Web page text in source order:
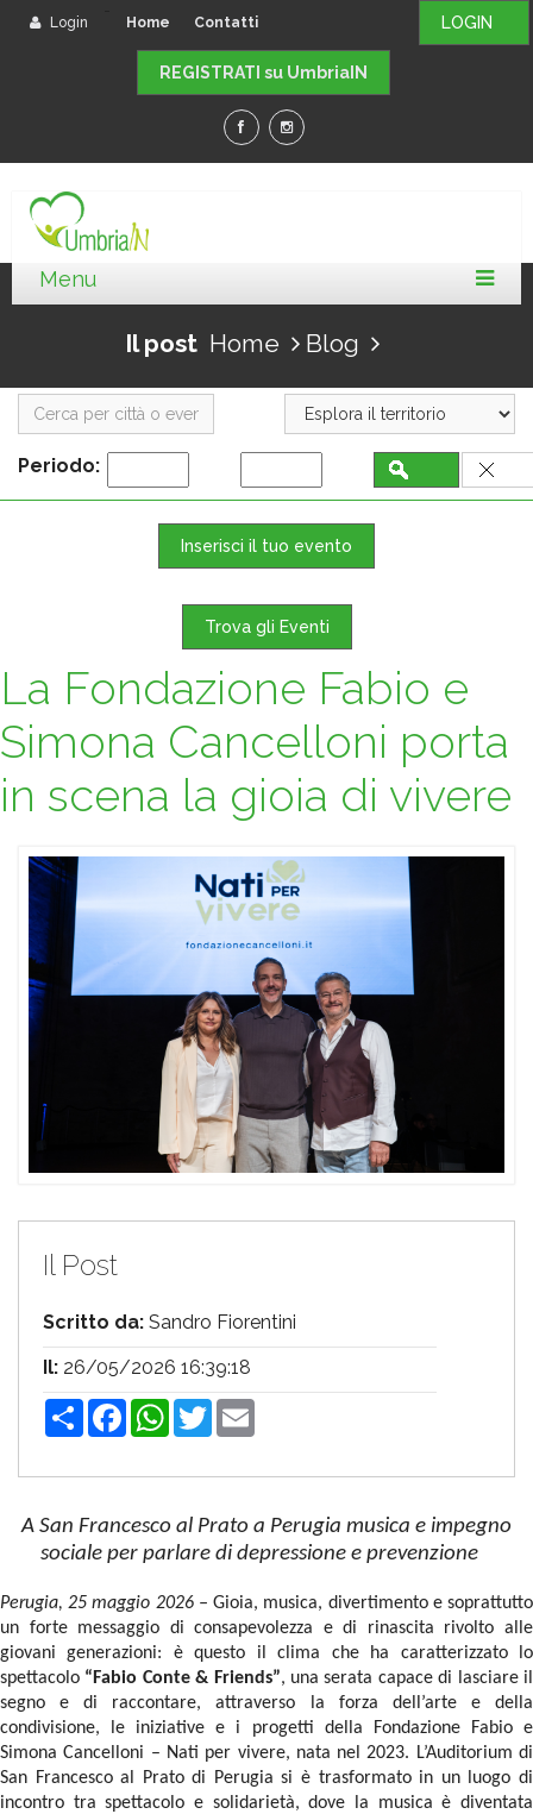
LOGIN
Login Home Contatti
REGISTRATI su UmbriaIN
Il post Home Blog
Periodo:
Inserisci il tuo evento
Trova gli Eventi
La Fondazione Fabio e
Simona Cancelloni porta
in scena la gioia di vivere
Il Post
Scritto da: Sandro Fiorentini
Il: 26/05/2026 16:39:18
ShareFacebookWhatsApp
Twitter
A San Francesco al Prato a Perugia musica e impegno
sociale per parlare di depressione e prevenzione
­­­­­Perugia, 25 maggio 2026 –Gioia, musica, divertimento e soprattutto
un forte messaggio di consapevolezza e di rinascita rivolto alle
giovani generazioni: è questo il clima che ha caratterizzato lo
spettacolo “Fabio Conte & Friends”, una serata capace di lasciare il
segno e di raccontare, attraverso la forza dell’arte e della
condivisione, le iniziative e i progetti della Fondazione Fabio e
Simona Cancelloni – Nati per vivere, nata nel 2023. L’Auditorium di
San Francesco al Prato di Perugia si è trasformato in un luogo di
incontro tra spettacolo e solidarietà, dove la musica è diventata